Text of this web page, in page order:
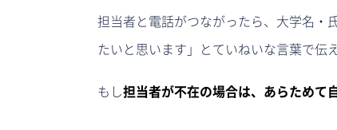
担当者と電話がつながったら、大学名・
たいと思います」とていねいな言葉で伝
もし担当者が不在の場合は、あらためて